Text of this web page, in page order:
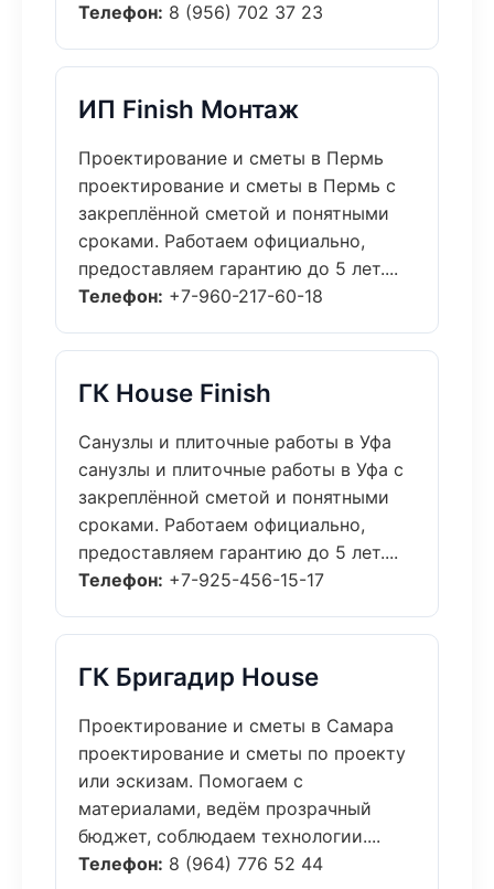
Телефон: 8 (956) 702 37 23
ИП Finish Монтаж
Проектирование и сметы в Пермь
проектирование и сметы в Пермь с
закреплённой сметой и понятными
сроками. Работаем официально,
предоставляем гарантию до 5 лет....
Телефон: +7-960-217-60-18
ГК House Finish
Санузлы и плиточные работы в Уфа
санузлы и плиточные работы в Уфа с
закреплённой сметой и понятными
сроками. Работаем официально,
предоставляем гарантию до 5 лет....
Телефон: +7-925-456-15-17
ГК Бригадир House
Проектирование и сметы в Самара
проектирование и сметы по проекту
или эскизам. Помогаем с
материалами, ведём прозрачный
бюджет, соблюдаем технологии....
Телефон: 8 (964) 776 52 44